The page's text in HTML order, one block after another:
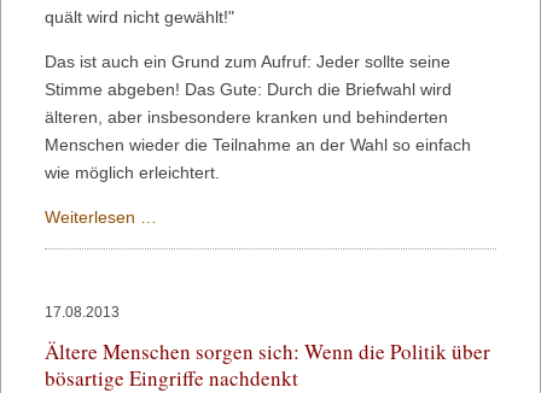
quält wird nicht gewählt!"
Das ist auch ein Grund zum Aufruf: Jeder sollte seine
Stimme abgeben! Das Gute: Durch die Briefwahl wird
älteren, aber insbesondere kranken und behinderten
Menschen wieder die Teilnahme an der Wahl so einfach
wie möglich erleichtert.
Weiterlesen …
(Briefwahl)
17.08.2013
Ältere Menschen sorgen sich: Wenn die Politik über
bösartige Eingriffe nachdenkt